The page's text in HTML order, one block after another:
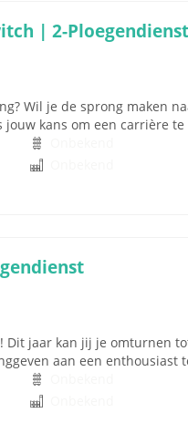
| 2-Ploegendienst
Wil je de sprong maken
kans om een carrière
Dit jaar kan jij je omturnen
aan een enthousiast